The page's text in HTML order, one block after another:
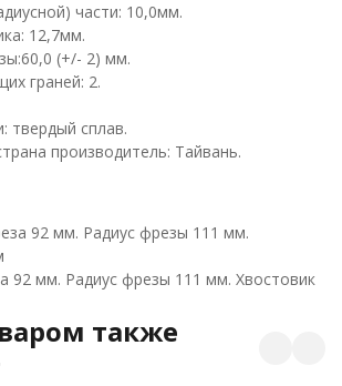
части: 10,0мм.
12,7мм.
(+/- 2) мм.
граней: 2.
твердый сплав.
производитель: Тайвань.
92 мм. Радиус фрезы 111 мм. Хвостовик
также